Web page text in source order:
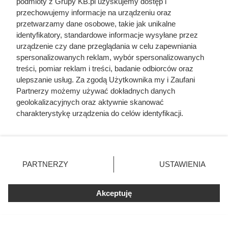
ściana zewnętrzna
wełna mineralna: 14-16 cm,
styropian: 12-14 cm,
poliuretan: 8-10 cm,
dach
wełna mineralna: 18-20 cm,
strop piwnicy
przechowujemy informacje na urządzeniu oraz
przetwarzamy dane osobowe, takie jak unikalne
identyfikatory, standardowe informacje wysyłane przez
urządzenie czy dane przeglądania w celu zapewniania
spersonalizowanych reklam, wybór spersonalizowanych
treści, pomiar reklam i treści, badanie odbiorców oraz
ulepszanie usług. Za zgodą Użytkownika my i Zaufani
Partnerzy możemy używać dokładnych danych
geolokalizacyjnych oraz aktywnie skanować
charakterystykę urządzenia do celów identyfikacji.
zmienić/wycofać klikając przycisk ustawień prywatności
znajdujący się w lewym dolnym rogu strony. Niektóre
użytkownika, ale masz prawo sprzeciwić się takiemu
przetwarzaniu. Preferencje będą miały zastosowania tylko
PARTNERZY USTAWIENIA
Akceptuję